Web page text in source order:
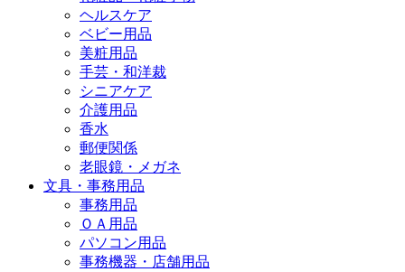
ヘルスケア
ベビー用品
美粧用品
手芸・和洋裁
シニアケア
介護用品
香水
郵便関係
老眼鏡・メガネ
文具・事務用品
事務用品
ＯＡ用品
パソコン用品
事務機器・店舗用品